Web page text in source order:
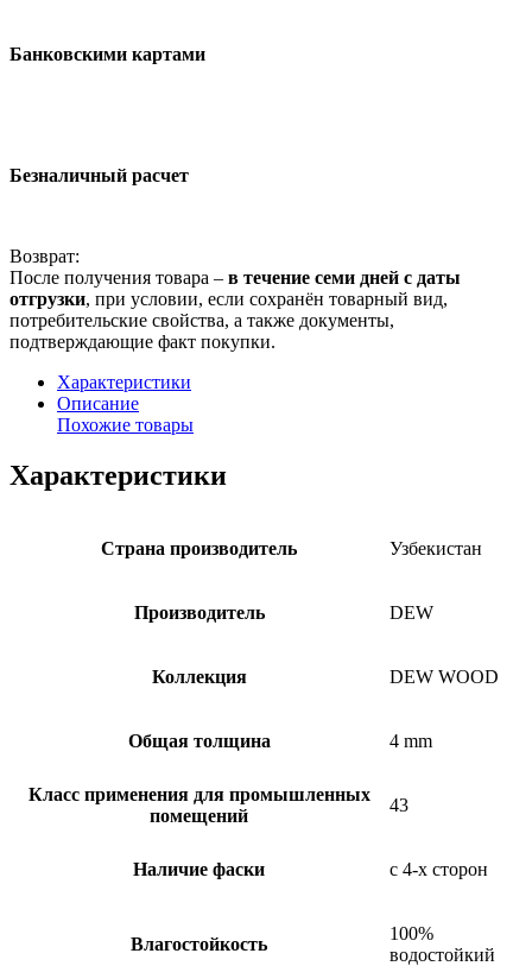
Банковскими картами
Безналичный расчет
Возврат:
После получения товара – в течение семи дней с даты
отгрузки, при условии, если сохранён товарный вид,
потребительские свойства, а также документы,
подтверждающие факт покупки.
Характеристики
Описание
Похожие товары
Характеристики
Страна производитель Узбекистан
Производитель DEW
Коллекция DEW WOOD
Общая толщина 4 mm
Класс применения для промышленных
помещений
43
Наличие фаски с 4-х сторон
Влагостойкость
100%
водостойкий